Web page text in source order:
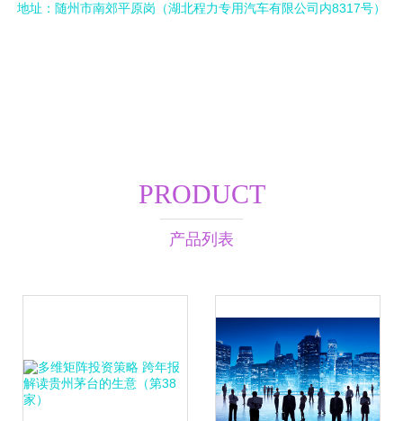
地址：随州市南郊平原岗（湖北程力专用汽车有限公司内8317号）
PRODUCT
产品列表